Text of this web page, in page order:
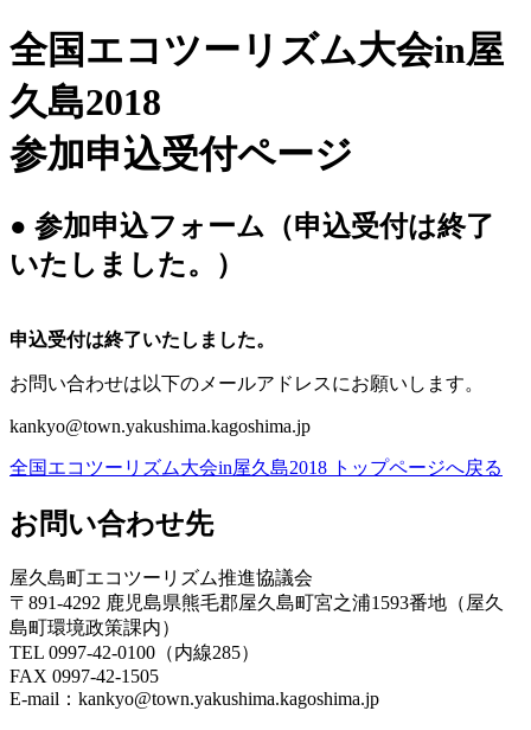
全国エコツーリズム大会in屋
久島2018
参加申込受付ページ
● 参加申込フォーム（申込受付は終了
いたしました。）
申込受付は終了いたしました。
お問い合わせは以下のメールアドレスにお願いします。
kankyo@town.yakushima.kagoshima.jp
全国エコツーリズム大会in屋久島2018 トップページへ戻る
お問い合わせ先
屋久島町エコツーリズム推進協議会
〒891-4292 鹿児島県熊毛郡屋久島町宮之浦1593番地（屋久
島町環境政策課内）
TEL 0997-42-0100（内線285）
FAX 0997-42-1505
E-mail：kankyo@town.yakushima.kagoshima.jp